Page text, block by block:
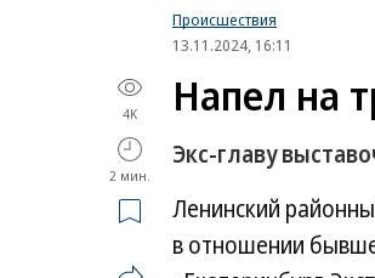
Происшествия
13.11.2024, 16:11
4K
2 мин.
Напел на
Экс-главу
Ленинский
в отношении